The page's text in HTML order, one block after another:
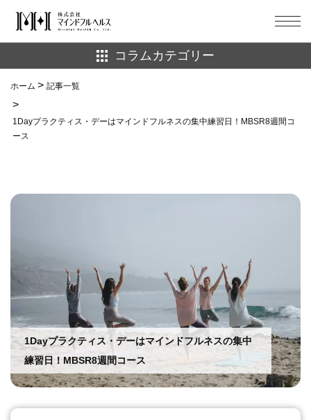
ホーム
記事一覧
マインドフルヘルス公式サイトへ
コラムカテゴリー
マインドフルネス
自然環境
運動
ホーム 記事一覧
1Dayプラクティス・デーはマインドフルネスの集中練習日！MBSR8週間コ
ース
1Dayプラクティス・デーはマインドフルネスの集中
練習日！MBSR8週間コース